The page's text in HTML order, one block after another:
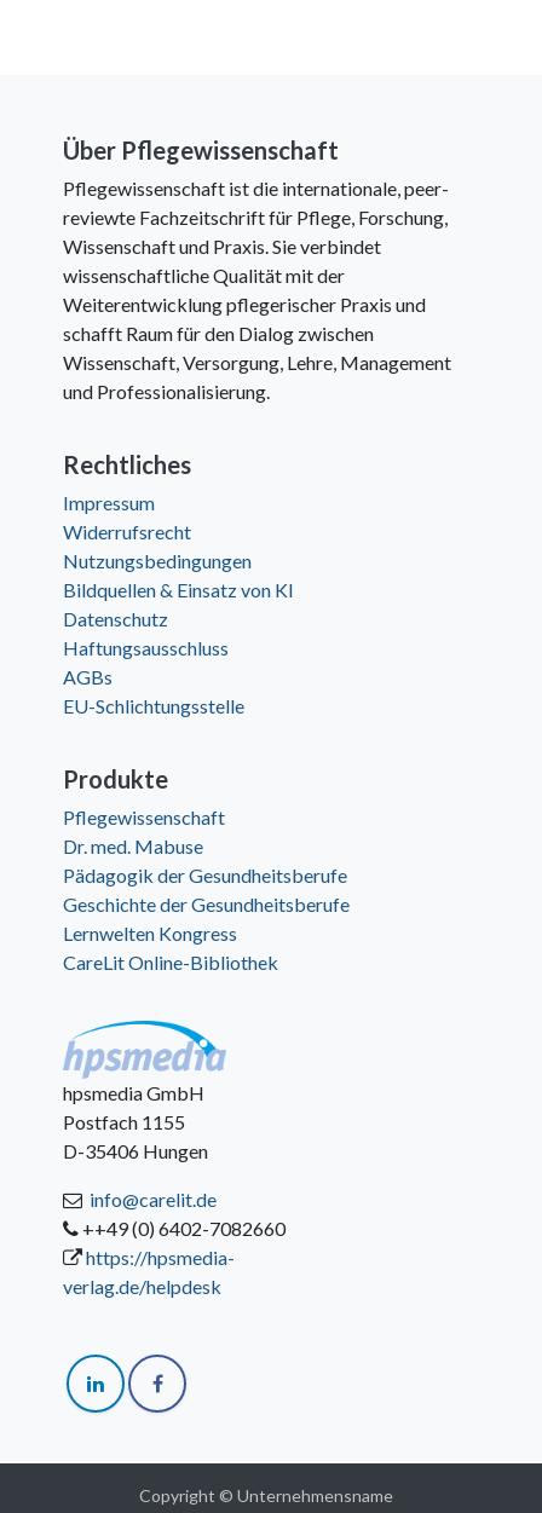
Über Pflegewissenschaft
Pflegewissenschaft ist die internationale, peer-
reviewte Fachzeitschrift für Pflege, Forschung,
Wissenschaft und Praxis. Sie verbindet
wissenschaftliche Qualität mit der
Weiterentwicklung pflegerischer Praxis und
schafft Raum für den Dialog zwischen
Wissenschaft, Versorgung, Lehre, Management
und Professionalisierung.
Rechtliches
Impressum
Widerrufsrecht
Nutzungsbedingungen
Bildquellen & Einsatz von KI
Datenschutz
Haftungsausschluss
AGBs
EU-Schlichtungsstelle
Produkte
Pflegewissenschaft
Dr. med. Mabuse
Pädagogik der Gesundheitsberufe
Geschichte der Gesundheitsberufe
Lernwelten Kongress
CareLit Online-Bibliothek
hpsmedia GmbH
Postfach 1155
D-35406 Hungen
info@carelit.de
++49 (0) 6402-7082660
https://hpsmedia-
verlag.de/helpdesk
Copyright © Unternehmensname